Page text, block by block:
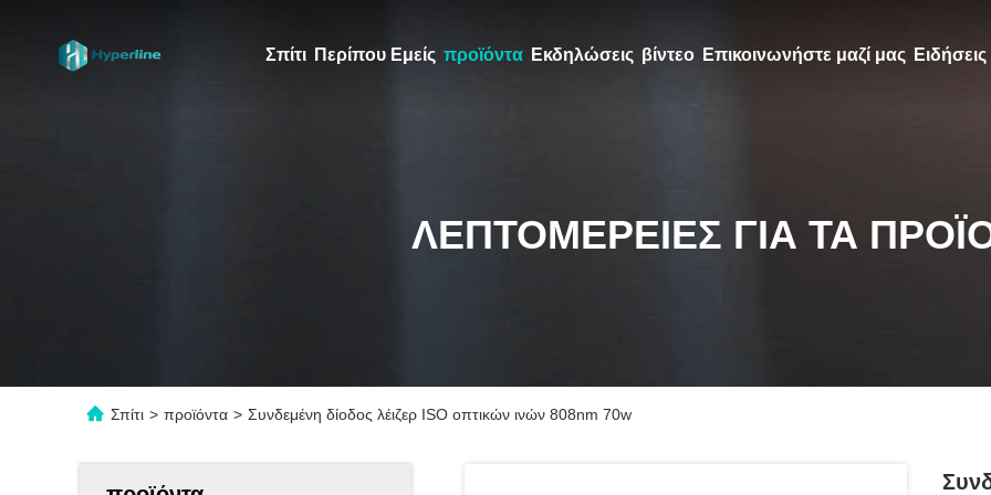
Σπίτι Περίπου Εμείς προϊόντα Εκδηλώσεις βίντεο Επικοινωνήστε μαζί μας
ΛΕΠΤΟΜΈΡΕΙΕΣ ΓΙΑ ΤΑ
Σπίτι > προϊόντα > Συνδεμένη δίοδος λέιζερ ISO οπτικών ινών 808nm 70w